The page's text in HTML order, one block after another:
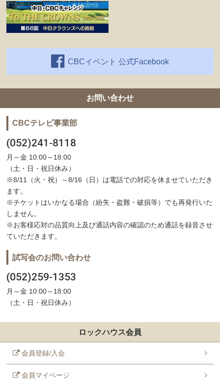
CBCイベント 公式Facebook
お問い合わせ
CBCテレビ事業部
(052)241-8118
月～金 10:00～18:00
（土・日・祝日休み）
※8/11（火・祝）～8/16（日）は電話での対応を休ませていただき
ます。
※チケットはいかなる場合（紛失・盗難・破損等）でも再発行いた
しません。
※お客様応対の品質向上及び通話内容の確認のため通話を録音させ
ていただきます。
試写会のお問い合わせ
(052)259-1353
月～金 10:00～18:00
（土・日・祝日休み）
ロックハウス会員
会員登録/入会
会員マイページ